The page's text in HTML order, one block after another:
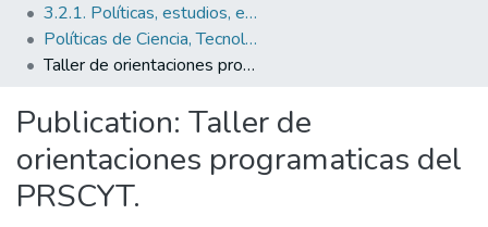
All of DSpace
Statistics
3.2.1. Políticas, estudios, evaluaciones e indicadores de CTeI
Políticas de Ciencia, Tecnología e Innovación
Taller de orientaciones programaticas del PRSCYT.
Publication: Taller de
orientaciones programaticas del
PRSCYT.